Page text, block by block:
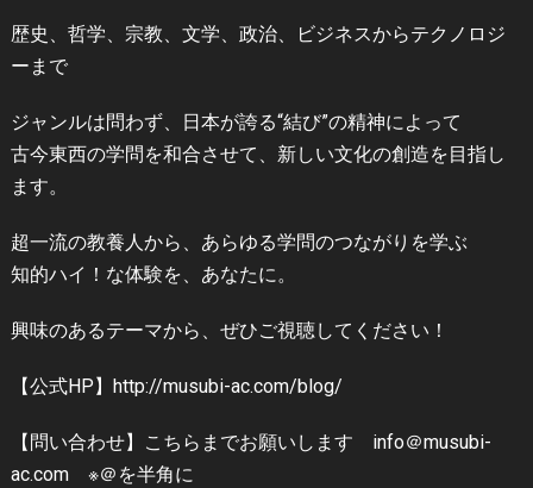
歴史、哲学、宗教、文学、政治、ビジネスからテクノロジ
ーまで
ジャンルは問わず、日本が誇る“結び”の精神によって
古今東西の学問を和合させて、新しい文化の創造を目指し
ます。
超一流の教養人から、あらゆる学問のつながりを学ぶ
知的ハイ！な体験を、あなたに。
興味のあるテーマから、ぜひご視聴してください！
【公式HP】http://musubi-ac.com/blog/
【問い合わせ】こちらまでお願いします info＠musubi-
ac.com ※＠を半角に